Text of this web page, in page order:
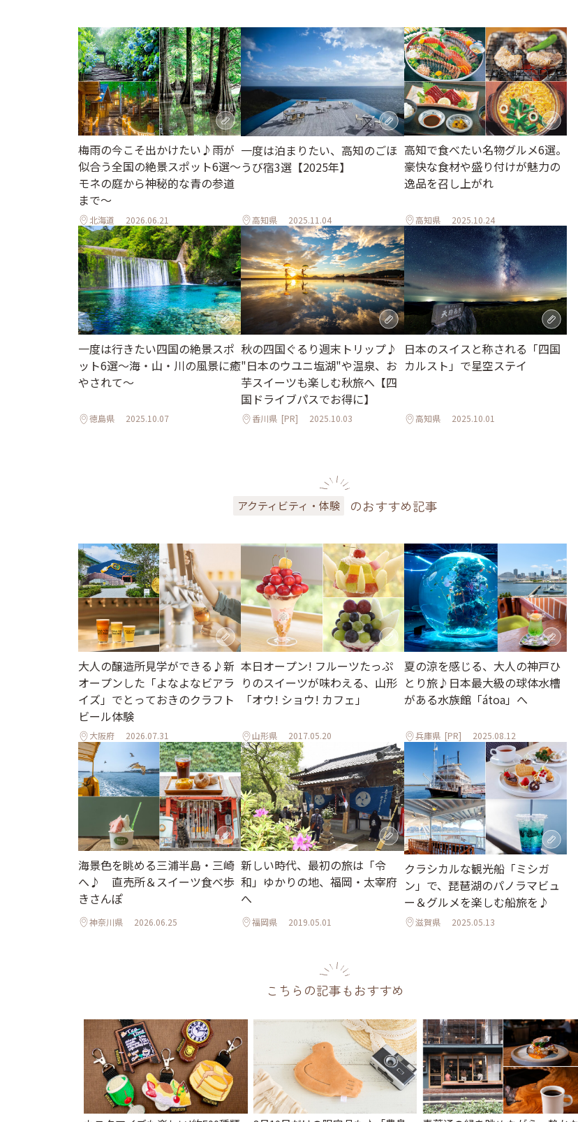
梅雨の今こそ出かけたい♪雨が
似合う全国の絶景スポット6選～
モネの庭から神秘的な青の参道
まで～
北海道 2026.06.21
一度は泊まりたい、高知のごほ
うび宿3選【2025年】
高知県 2025.11.04
高知で食べたい名物グルメ6選。
豪快な食材や盛り付けが魅力の
逸品を召し上がれ
高知県 2025.10.24
一度は行きたい四国の絶景スポ
ット6選〜海・山・川の風景に癒
やされて〜
徳島県 2025.10.07
秋の四国ぐるり週末トリップ♪
"日本のウユニ塩湖"や温泉、お
芋スイーツも楽しむ秋旅へ【四
国ドライブパスでお得に】
香川県 [PR] 2025.10.03
日本のスイスと称される「四国
カルスト」で星空ステイ
高知県 2025.10.01
アクティビティ・体験 のおすすめ記事
大人の醸造所見学ができる♪新
オープンした「よなよなビアラ
イズ」でとっておきのクラフト
ビール体験
大阪府 2026.07.31
本日オープン! フルーツたっぷ
りのスイーツが味わえる、山形
「オウ! ショウ! カフェ」
山形県 2017.05.20
夏の涼を感じる、大人の神戸ひ
とり旅♪日本最大級の球体水槽
がある水族館「átoa」へ
兵庫県[PR] 2025.08.12
海景色を眺める三浦半島・三崎
へ♪ 直売所＆スイーツ食べ歩
きさんぽ
神奈川県 2026.06.25
新しい時代、最初の旅は「令
和」ゆかりの地、福岡・太宰府
へ
福岡県 2019.05.01
クラシカルな観光船「ミシガ
ン」で、琵琶湖のパノラマビュ
ー＆グルメを楽しむ船旅を♪
滋賀県 2025.05.13
こちらの記事もおすすめ